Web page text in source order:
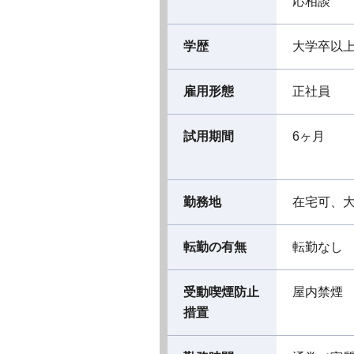
学歴 大学卒以
雇用形態 正社員
試用期間 6ヶ月
勤務地 在宅可、
転勤の有無 転勤なし
受動喫煙防止
措置
屋内禁煙